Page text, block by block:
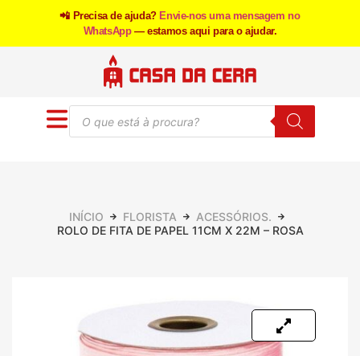
📲 Precisa de ajuda? Envie-nos uma mensagem no
WhatsApp — estamos aqui para o ajudar.
INÍCIO FLORISTA
ACESSÓRIOS.
ROLO DE FITA DE PAPEL 11CM X 22M – ROSA